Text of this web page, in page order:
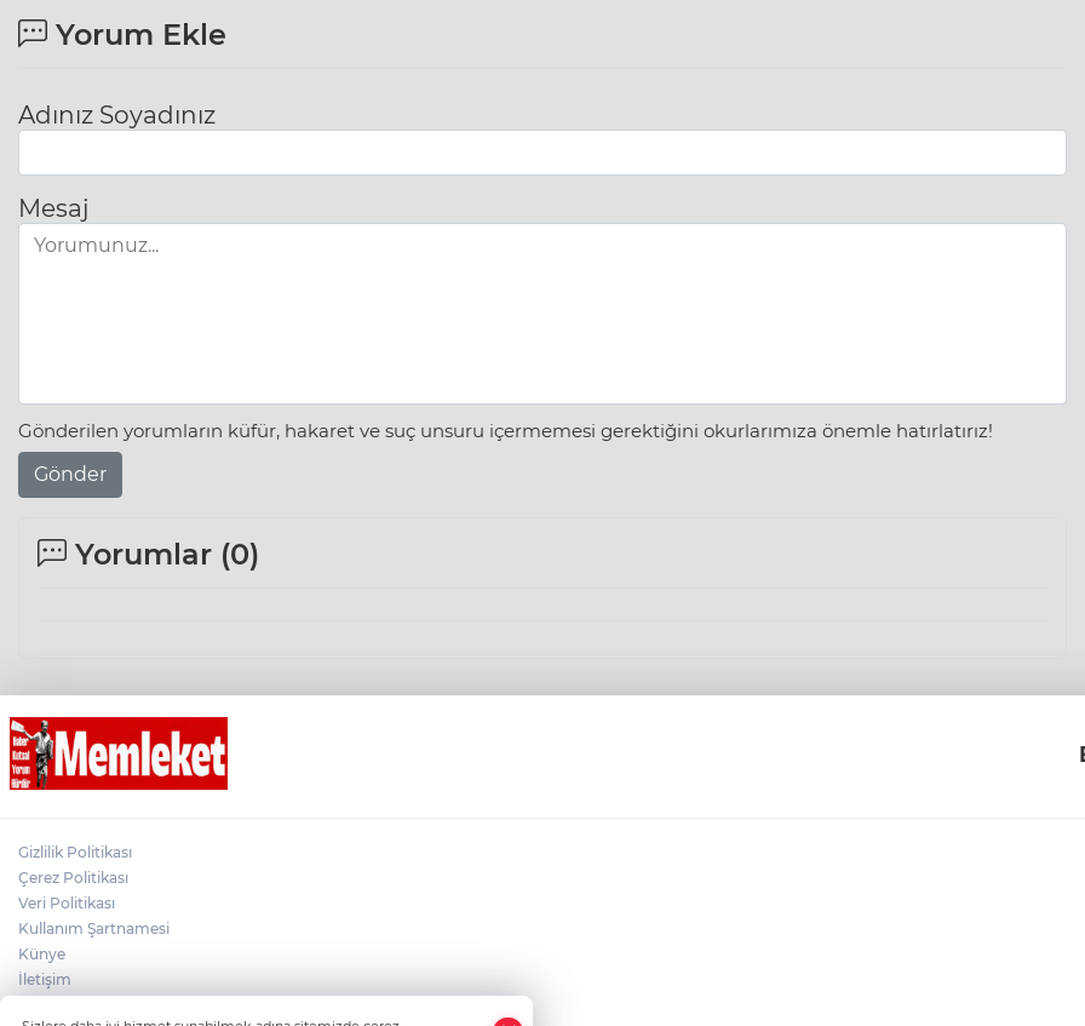
Yorum Ekle
Adınız Soyadınız
Mesaj
Gönderilen yorumların küfür, hakaret ve suç unsuru içermemesi gerektiğini okurlarımıza önemle hatırlatırız!
Gönder
Yorumlar (0)
Gizlilik Politikası
Çerez Politikası
Veri Politikası
Kullanım Şartnamesi
Künye
İletişim